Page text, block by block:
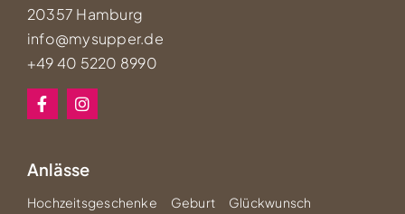
20357 Hamburg
info@mysupper.de
+49 40 5220 8990
Anlässe
Hochzeitsgeschenke Geburt
Glückwunsch